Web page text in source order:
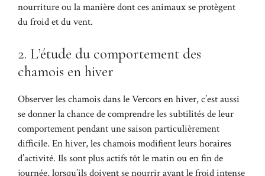
nourriture ou la manière dont ces animaux se protègent
du froid et du vent.
2. L’étude du comportement des
chamois en hiver
Observer les chamois dans le Vercors en hiver, c’est aussi
se donner la chance de comprendre les subtilités de leur
comportement pendant une saison particulièrement
difficile. En hiver, les chamois modifient leurs horaires
d’activité. Ils sont plus actifs tôt le matin ou en fin de
journée, lorsqu’ils doivent se nourrir avant le froid intense